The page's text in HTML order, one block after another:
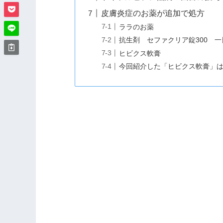
皮膚炎症のお薬が追加で処方
ララのお薬
抗生剤 セファクリア錠300 一
ヒビクス軟膏
今回紹介した「ヒビクス軟膏」